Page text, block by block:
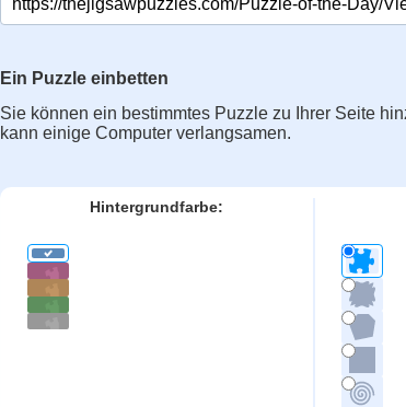
Ein Puzzle einbetten
Sie können ein bestimmtes Puzzle zu Ihrer Seite
kann einige Computer verlangsamen.
Hintergrundfarbe: